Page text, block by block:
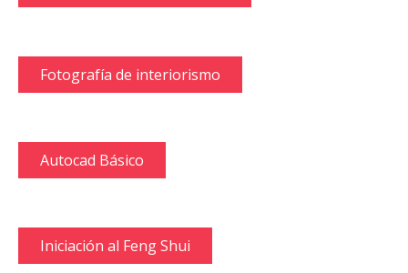
Fotografía de interiorismo
Autocad Básico
Iniciación al Feng Shui